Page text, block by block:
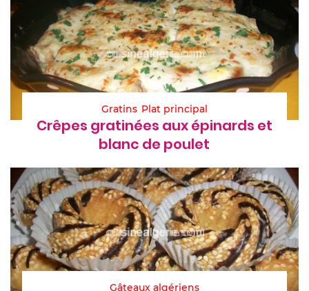
Gratins Plat principal
Crêpes gratinées aux épinards et
blanc de poulet
Gâteaux algériens